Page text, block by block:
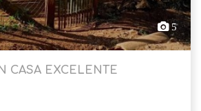
5
CASA EXCELENTE